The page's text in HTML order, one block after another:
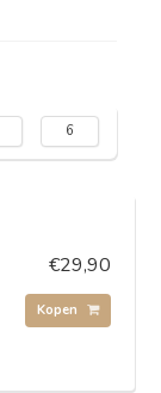
6
€29,90
Kopen